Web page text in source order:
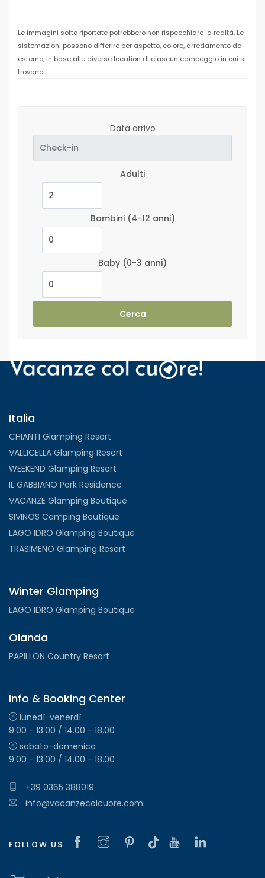
Le immagini sotto riportate potrebbero non rispecchiare la realtà. Le
sistemazioni possono differire per aspetto, colore, arredamento da
esterno, in base alle diverse location di ciascun campeggio in cui si
trovano.
Data arrivo
Adulti
Bambini (4-12 anni)
Baby (0-3 anni)
Cerca
Italia
CHIANTI Glamping Resort
VALLICELLA Glamping Resort
WEEKEND Glamping Resort
IL GABBIANO Park Residence
VACANZE Glamping Boutique
SIVINOS Camping Boutique
LAGO IDRO Glamping Boutique
TRASIMENO Glamping Resort
Winter Glamping
LAGO IDRO Glamping Boutique
Olanda
PAPILLON Country Resort
Info & Booking Center
lunedì-venerdì
9.00 - 13.00 / 14.00 - 18.00
sabato-domenica
9.00 - 13.00 / 14.00 - 18.00
+39 0365 388019
info@vacanzecolcuore.com
FOLLOW US